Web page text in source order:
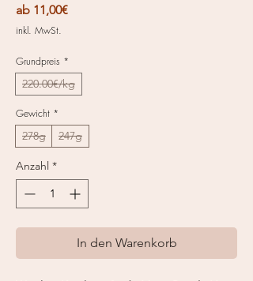
ab 11,00€Sale-
inkl. MwSt.
Grundpreis *
220.00€/kg
Gewicht *
278g 247g
Anzahl *
In den Warenkorb